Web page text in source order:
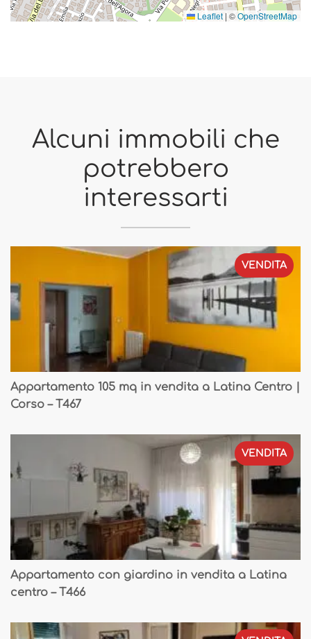
Leaflet | ©OpenStreetMap
Alcuni immobili che
potrebbero
interessarti
Appartamento 105 mq in vendita a Latina Centro |
Corso – T467
VENDITA
Appartamento con giardino in vendita a Latina
centro – T466
VENDITA